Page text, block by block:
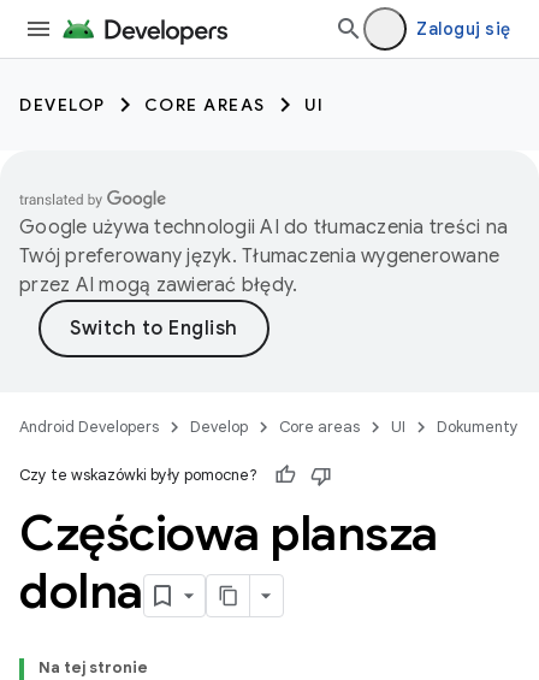
Zaloguj się
DEVELOP CORE AREAS UI
Google używa technologii AI do tłumaczenia treści na
Twój preferowany język. Tłumaczenia wygenerowane
przez AI mogą zawierać błędy.
Android Developers Develop Core areas UI Dokumenty
Czy te wskazówki były pomocne?
Częściowa plansza
dolna
Na tej stronie